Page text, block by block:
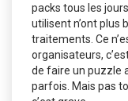
packs tous les
utilisent n’ont plus
traitements. Ce
organisateurs,
de faire un puzzle
parfois. Mais pas